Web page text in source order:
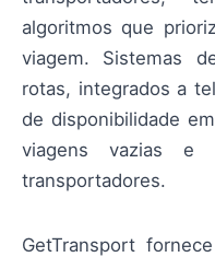
algoritmos que
viagem. Sistemas
rotas, integrados a
de disponibilidade
viagens vazias e
transportadores.
GetTransport